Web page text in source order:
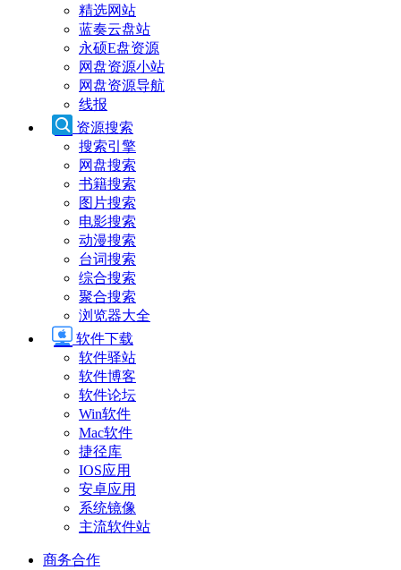
精选网站
蓝奏云盘站
永硕E盘资源
网盘资源小站
网盘资源导航
线报
资源搜索
搜索引擎
网盘搜索
书籍搜索
图片搜索
电影搜索
动漫搜索
台词搜索
综合搜索
聚合搜索
浏览器大全
软件下载
软件驿站
软件博客
软件论坛
Win软件
Mac软件
捷径库
IOS应用
安卓应用
系统镜像
主流软件站
商务合作